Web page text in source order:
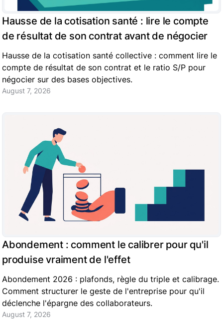
Hausse de la cotisation santé : lire le compte
de résultat de son contrat avant de négocier
Hausse de la cotisation santé collective : comment lire le
compte de résultat de son contrat et le ratio S/P pour
négocier sur des bases objectives.
August 7, 2026
Abondement : comment le calibrer pour qu'il
produise vraiment de l'effet
Abondement 2026 : plafonds, règle du triple et calibrage.
Comment structurer le geste de l'entreprise pour qu'il
déclenche l'épargne des collaborateurs.
August 7, 2026